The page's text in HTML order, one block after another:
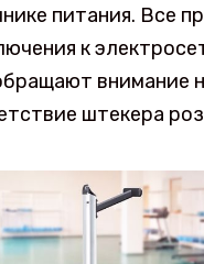
питания. Все
к
внимание
штекера